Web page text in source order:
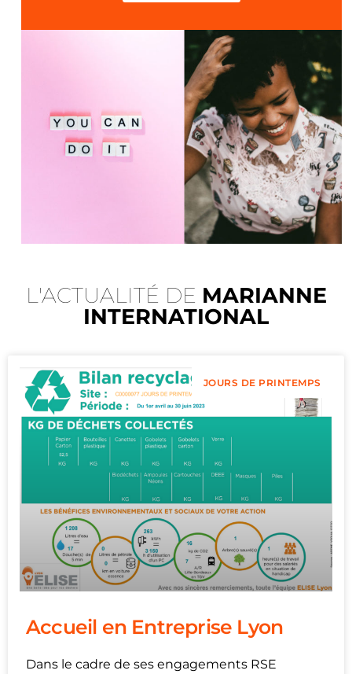
L'ACTUALITÉ DE MARIANNE
INTERNATIONAL
JOURS DE PRINTEMPS
Accueil en Entreprise Lyon
Dans le cadre de ses engagements RSE